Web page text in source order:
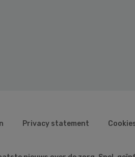
Privacy statement